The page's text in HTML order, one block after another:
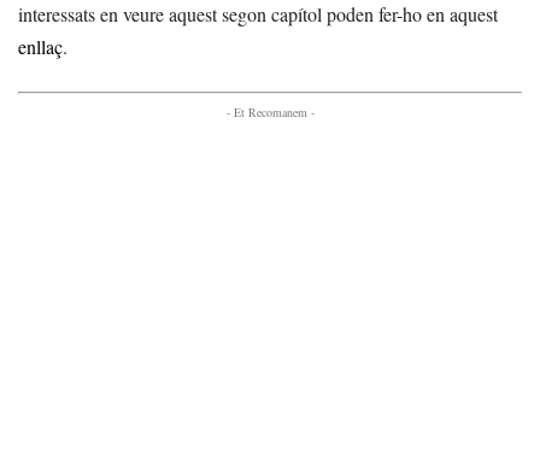
interessats en veure aquest segon capítol poden fer-ho en aquest
enllaç.
- Et Recomanem -